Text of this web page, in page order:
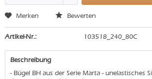
Merken Bewerten
Artikel-Nr.: 103518_240_80C
Beschreibung
- Bügel BH aus der Serie Marta - unelastisches